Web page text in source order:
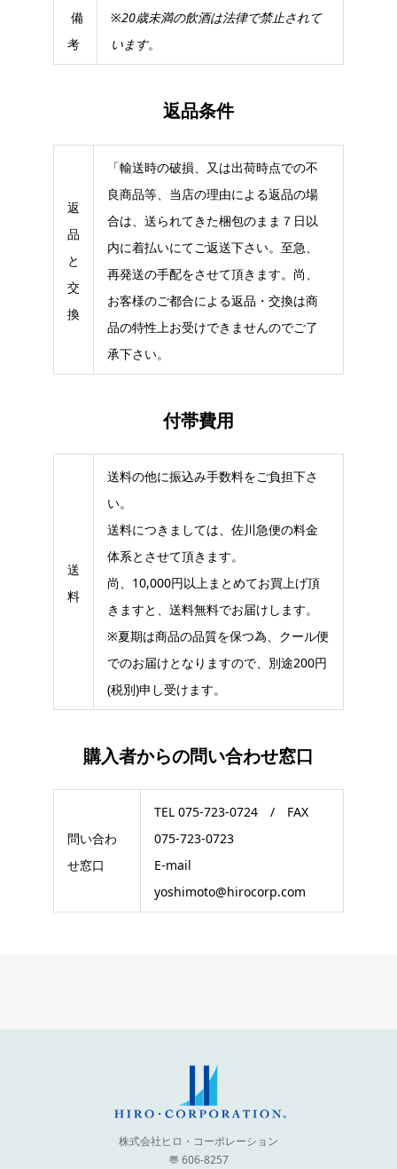
備
考
※20歳未満の飲酒は法律で禁止されて
います。
返品条件
返
品
と
交
換
「輸送時の破損、又は出荷時点での不
良商品等、当店の理由による返品の場
合は、送られてきた梱包のまま７日以
内に着払いにてご返送下さい。至急、
再発送の手配をさせて頂きます。尚、
お客様のご都合による返品・交換は商
品の特性上お受けできませんのでご了
承下さい。
付帯費用
送
料
送料の他に振込み手数料をご負担下さ
い。
送料につきましては、佐川急便の料金
体系とさせて頂きます。
尚、10,000円以上まとめてお買上げ頂
きますと、送料無料でお届けします。
※夏期は商品の品質を保つ為、クール便
でのお届けとなりますので、別途200円
(税別)申し受けます。
購入者からの問い合わせ窓口
問い合わ
せ窓口
TEL 075-723-0724 / FAX
075-723-0723
E-mail
yoshimoto@hirocorp.com
株式会社ヒロ・コーポレーション
〠 606-8257